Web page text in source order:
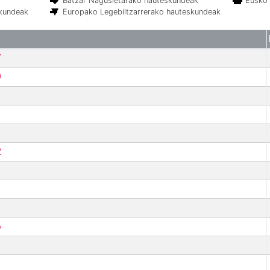
Europako Legebiltzarrerako hauteskundeak